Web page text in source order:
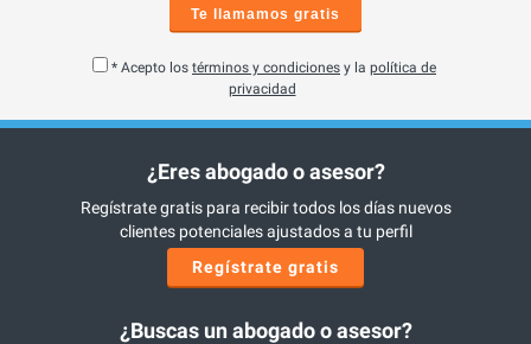
Te llamamos gratis
* Acepto los términos y condiciones y la política de
privacidad
¿Eres abogado o asesor?
Regístrate gratis para recibir todos los días nuevos
clientes potenciales ajustados a tu perfil
Regístrate gratis
¿Buscas un abogado o asesor?